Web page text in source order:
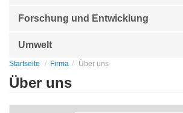
Forschung und Entwicklung
Umwelt
Startseite Firma Über uns
Über uns